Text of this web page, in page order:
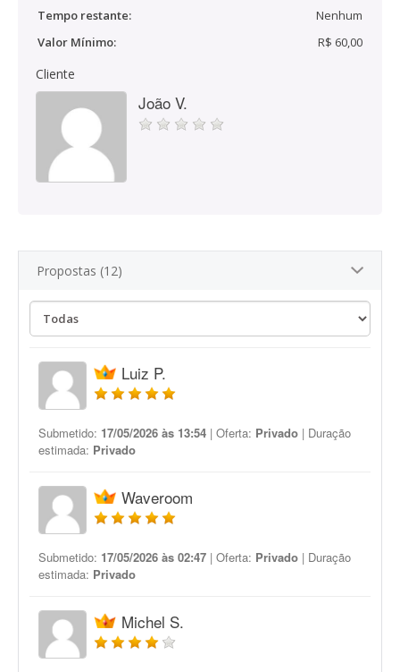
Tempo restante:
Nenhum
Valor Mínimo:
R$ 60,00
Cliente
João V.
Propostas (12)
Luiz P.
Submetido: 17/05/2026 às 13:54 | Oferta: Privado | Duração
estimada: Privado
Waveroom
Submetido: 17/05/2026 às 02:47 | Oferta: Privado | Duração
estimada: Privado
Michel S.